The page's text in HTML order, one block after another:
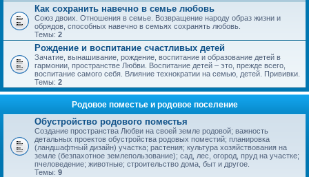
Как сохранить навечно в семье любовь
Союз двоих. Отношения в семье. Возвращение народу образ жизни и
обрядов, способных навечно в семьях сохранять любовь.
Темы: 2
Рождение и воспитание счастливых детей
Зачатие, вынашивание, рождение, воспитание и образование детей в
гармонии, пространстве Любви. Воспитание детей – это, прежде всего,
воспитание самого себя. Влияние технократии на семью, детей. Прививки.
Темы: 2
Родовое поместье и родовое поселение
Обустройство родового поместья
Создание пространства Любви на своей земле родовой; важность
детальных проектов обустройства родовых поместий; планировка
(ландшафтный дизайн) участка; растения; культура хозяйствования на
земле (безпахотное землепользование); сад, лес, огород, пруд на участке;
пчеловедение; животные; строительство дома, быт и другое.
Темы: 9